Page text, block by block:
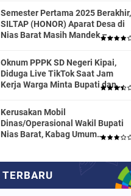
Semester Pertama 2025 Berakhir,
SILTAP (HONOR) Aparat Desa di
Nias Barat Masih Mandek –
Persen
Oknum PPPK SD Negeri Kipai,
Diduga Live TikTok Saat Jam
Kerja Warga Minta Bupati dan
Segera Proses Sesuai Hukum
Kerusakan Mobil
Dinas/Operasional Wakil Bupati
Nias Barat, Kabag Umum